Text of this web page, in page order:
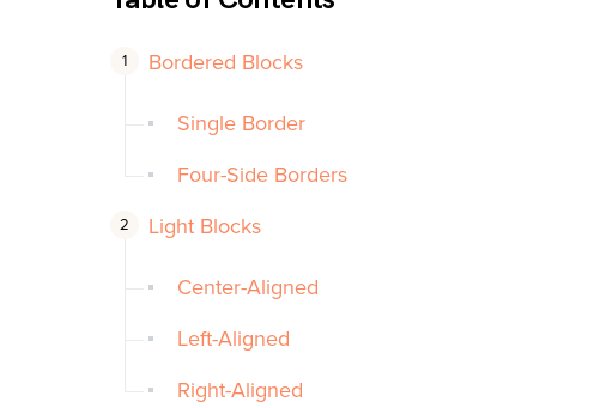
Bordered Blocks
Single Border
Four-Side Borders
Light Blocks
Center-Aligned
Left-Aligned
Right-Aligned